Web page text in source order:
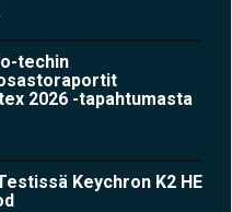
techin
2026 -tapahtumasta
Keychron K2 HE